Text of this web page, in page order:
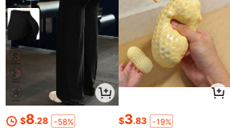
$8.28 -58% $3.83 -19%